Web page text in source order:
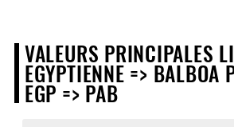
VALEURS PRINCIPALES
EGYPTIENNE => BALBOA
EGP => PAB